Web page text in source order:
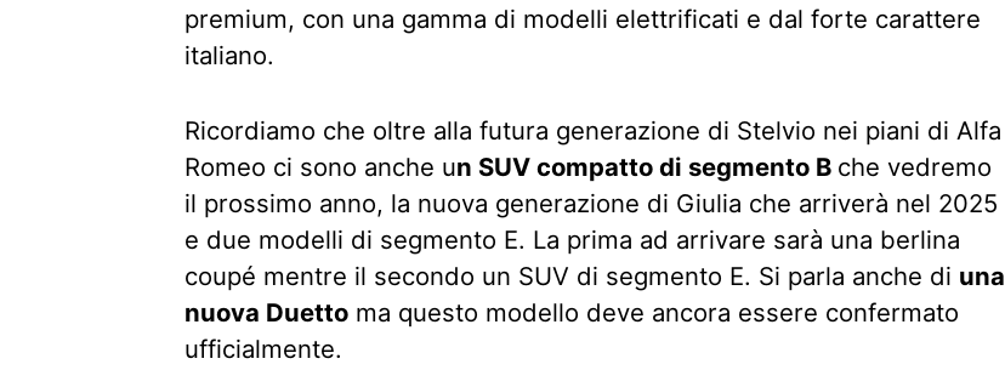
premium, con una gamma di modelli elettrificati e dal forte carattere
italiano.
Ricordiamo che oltre alla futura generazione di Stelvio nei piani di Alfa
Romeo ci sono anche un SUV compatto di segmento B che vedremo
il prossimo anno, la nuova generazione di Giulia che arriverà nel 2025
e due modelli di segmento E. La prima ad arrivare sarà una berlina
coupé mentre il secondo un SUV di segmento E. Si parla anche di una
nuova Duetto ma questo modello deve ancora essere confermato
ufficialmente.